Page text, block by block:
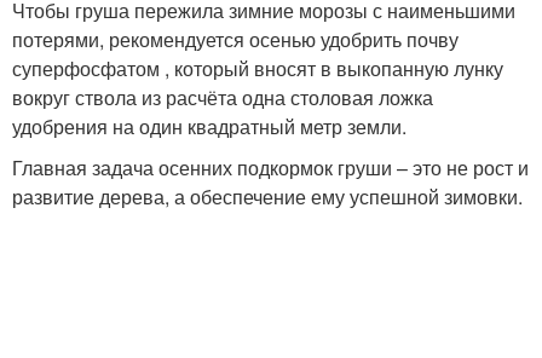
Чтобы груша пережила зимние морозы с наименьшими
потерями, рекомендуется осенью удобрить почву
суперфосфатом , который вносят в выкопанную лунку
вокруг ствола из расчёта одна столовая ложка
удобрения на один квадратный метр земли.
Главная задача осенних подкормок груши – это не рост и
развитие дерева, а обеспечение ему успешной зимовки.